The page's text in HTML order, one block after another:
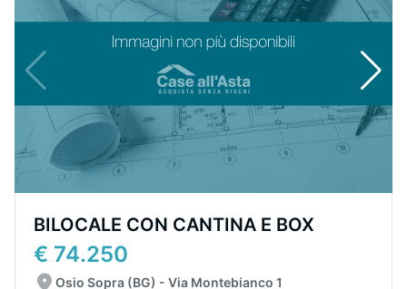
BILOCALE CON CANTINA E BOX
€ 74.250
Osio Sopra (BG) - Via Montebianco 1